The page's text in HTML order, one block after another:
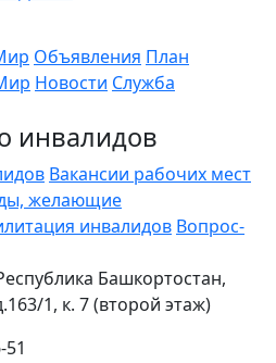
Объявления План
Новости Служба
инвалидов
Вакансии рабочих мест
желающие
инвалидов Вопрос-
Башкортостан,
1, к. 7 (второй этаж)